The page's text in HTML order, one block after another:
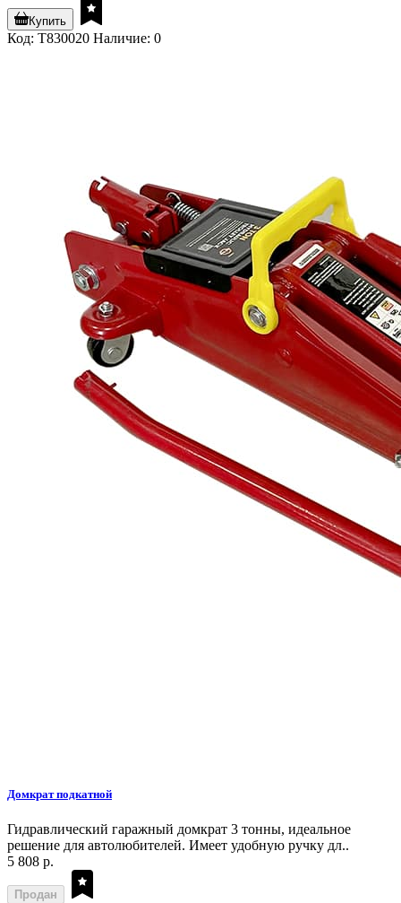
Купить
Код: T830020 Наличие: 0
Домкрат подкатной
Гидравлический гаражный домкрат 3 тонны, идеальное
решение для автолюбителей. Имеет удобную ручку дл..
5 808 р.
Продан